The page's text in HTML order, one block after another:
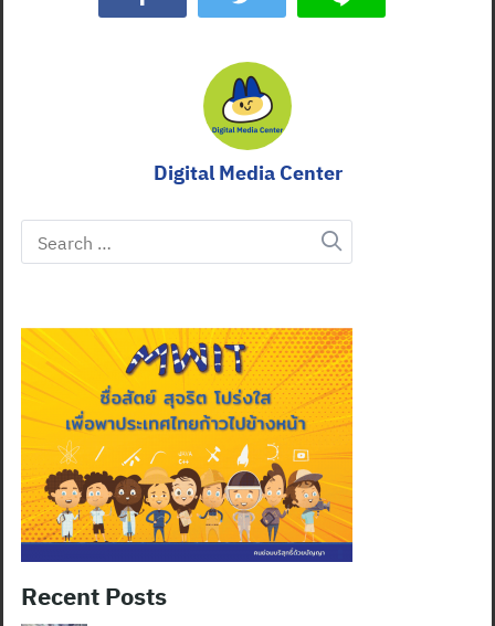
Digital Media Center
Search
for:
Recent Posts